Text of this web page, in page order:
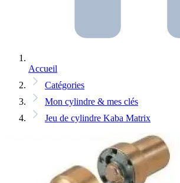
Accueil
Catégories
Mon cylindre & mes clés
Jeu de cylindre Kaba Matrix